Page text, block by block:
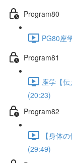
Program80
PG80座
Program81
座学【伝
(20:23)
Program82
【身体
(29:49)